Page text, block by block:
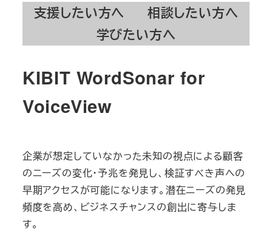
支援したい方へ
相談したい方へ
学びたい方へ
KIBIT WordSonar for
VoiceView
企業が想定していなかった未知の視点による顧客
のニーズの変化・予兆を発見し、検証すべき声への
早期アクセスが可能になります。潜在ニーズの発見
頻度を高め、ビジネスチャンスの創出に寄与しま
す。